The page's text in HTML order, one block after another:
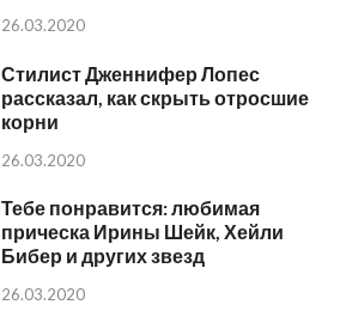
26.03.2020
Стилист Дженнифер Лопес
рассказал, как скрыть отросшие
корни
26.03.2020
Тебе понравится: любимая
прическа Ирины Шейк, Хейли
Бибер и других звезд
26.03.2020